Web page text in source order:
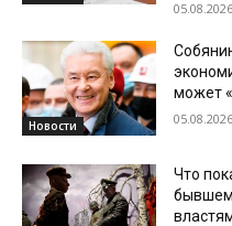
05.08.2026
Новости
может
05.08.2026
Что
бывшем